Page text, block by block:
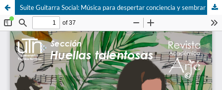
Suite Guitarra Social: Música para despertar conciencia y sembrar esperanza